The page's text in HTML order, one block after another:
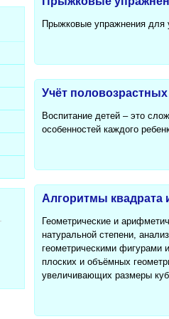
Прыжковые упражнения для
Учёт
Воспитание детей – это
особенностей каждого
Алгоритмы квадрата
Геометрические и
натуральной степени,
геометрическими фигурами
плоских и объёмных
увеличивающих размеры